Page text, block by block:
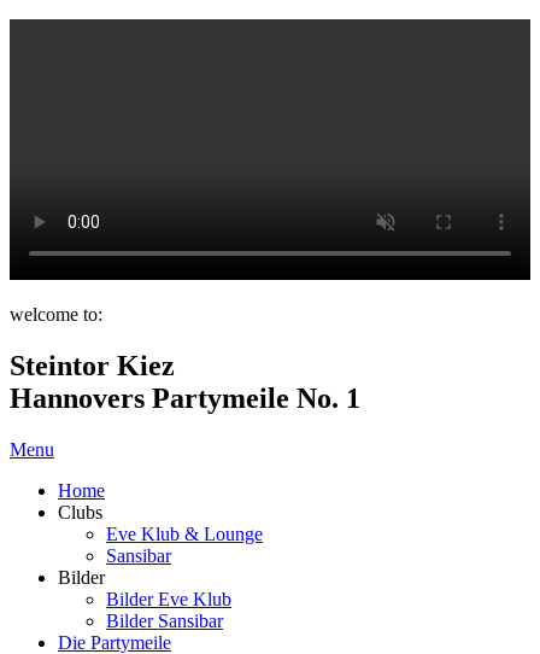
welcome to:
Steintor Kiez
Hannovers Partymeile No. 1
Menu
Home
Clubs
Eve Klub & Lounge
Sansibar
Bilder
Bilder Eve Klub
Bilder Sansibar
Die Partymeile